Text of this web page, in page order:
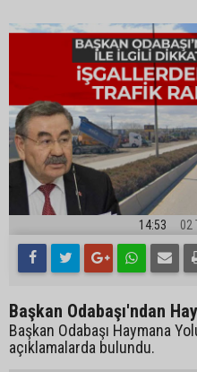
14:53 02
Başkan Odabaşı'ndan
Başkan Odabaşı Haymana
açıklamalarda bulundu.